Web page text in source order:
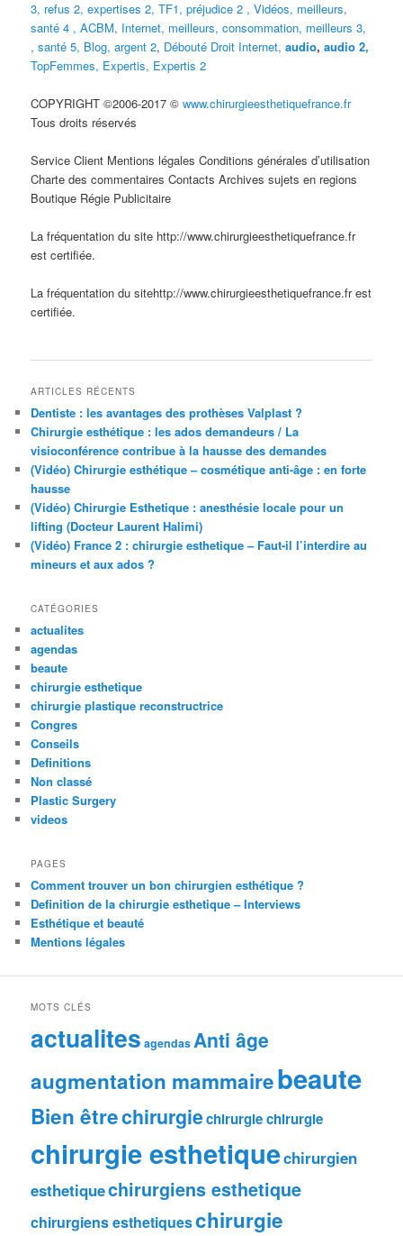
3, refus 2,expertises 2,TF1,préjudice 2 ,Vidéos, meilleurs,
santé 4 ,ACBM, Internet, meilleurs,consommation, meilleurs 3,
, santé 5, Blog, argent 2, Débouté Droit Internet,audio, audio 2,
TopFemmes, Expertis, Expertis 2
COPYRIGHT ©2006-2017 ©www.chirurgieesthetiquefrance.fr
Tous droits réservés
Service Client Mentions légales Conditions générales d’utilisation
Charte des commentaires Contacts Archives sujets en regions
Boutique Régie Publicitaire
La fréquentation du site http://www.chirurgieesthetiquefrance.fr
est certifiée.
La fréquentation du sitehttp://www.chirurgieesthetiquefrance.fr est
certifiée.
ARTICLES RÉCENTS
Dentiste : les avantages des prothèses Valplast ?
Chirurgie esthétique : les ados demandeurs / La
visioconférence contribue à la hausse des demandes
(Vidéo) Chirurgie esthétique – cosmétique anti-âge : en forte
hausse
(Vidéo) Chirurgie Esthetique : anesthésie locale pour un
lifting (Docteur Laurent Halimi)
(Vidéo) France 2 : chirurgie esthetique – Faut-il l’interdire au
mineurs et aux ados ?
CATÉGORIES
actualites
agendas
beaute
chirurgie esthetique
chirurgie plastique reconstructrice
Congres
Conseils
Definitions
Non classé
Plastic Surgery
videos
PAGES
Comment trouver un bon chirurgien esthétique ?
Definition de la chirurgie esthetique – Interviews
Esthétique et beauté
Mentions légales
MOTS CLÉS
actualites agendas Anti âge
augmentation mammairebeaute
Bien êtrechirurgiechirurgie chirurgie
chirurgie esthetiquechirurgien
esthetiquechirurgiens esthetique
chirurgiens esthetiqueschirurgie